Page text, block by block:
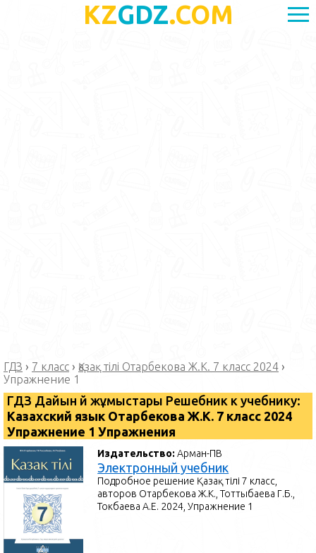
KZGDZ.COM
ГДЗ › 7 класс › Қазақ тілі Отарбекова Ж.К. 7 класс 2024 ›
Упражнение 1
ГДЗ Дайын үй жұмыстары Решебник к учебнику:
Казахский язык Отарбекова Ж.К. 7 класс 2024
Упражнение 1 Упражнения
Издательство:Арман-ПВ
Электронный учебник
Подробное решение Қазақ тілі 7 класс,
авторов Отарбекова Ж.К., Тоттыбаева Г.Б.,
Токбаева А.Е. 2024, Упражнение 1